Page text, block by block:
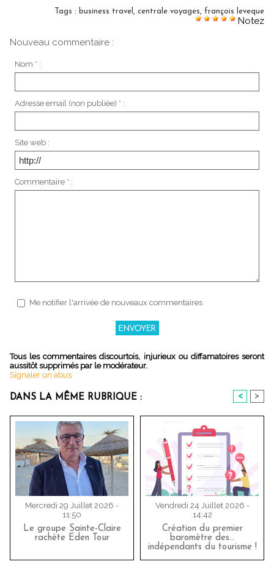
Tags : business travel , centrale voyages, françois leveque
Notez
Nouveau commentaire :
Nom * :
Adresse email (non publiée) * :
Site web :
Commentaire * :
Me notifier l'arrivée de nouveaux commentaires
Tous les commentaires discourtois, injurieux ou diffamatoires seront
aussitôt supprimés par le modérateur.
Signaler un abus
DANS LA MÊME RUBRIQUE : < >
Mercredi 29 Juillet 2026 -
11:50
Le groupe Sainte-Claire
rachète Eden Tour
Vendredi 24 Juillet 2026 -
14:42
Création du premier
baromètre des…
indépendants du tourisme !